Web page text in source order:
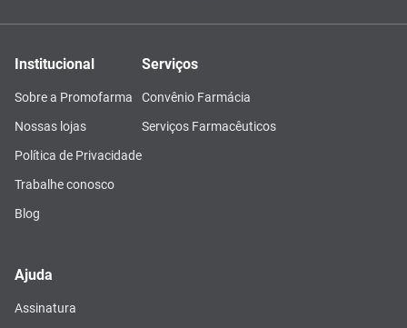
Institucional
Sobre a Promofarma
Nossas lojas
Política de Privacidade
Trabalhe conosco
Blog
Serviços
Convênio Farmácia
Serviços Farmacêuticos
Ajuda
Assinatura